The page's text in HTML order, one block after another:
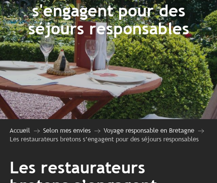
s'engagent pour des
séjours responsables
Accueil Selon mes envies
Voyage responsable en Bretagne
Les restaurateurs bretons s’engagent pour des séjours responsables
Les restaurateurs